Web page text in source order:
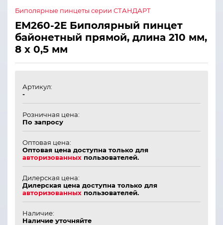
Биполярные пинцеты серии СТАНДАРТ
ЕМ260-2Е Биполярный пинцет
байонетный прямой, длина 210 мм,
8 х 0,5 мм
Артикул:
-
Розничная цена:
По запросу
Оптовая цена:
Оптовая цена доступна только для
авторизованных пользователей.
Дилерская цена:
Дилерская цена доступна только для
авторизованных пользователей.
Наличие:
Наличие уточняйте